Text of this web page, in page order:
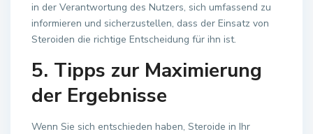
in der Verantwortung des Nutzers, sich umfassend zu
informieren und sicherzustellen, dass der Einsatz von
Steroiden die richtige Entscheidung für ihn ist.
5. Tipps zur Maximierung
der Ergebnisse
Wenn Sie sich entschieden haben, Steroide in Ihr